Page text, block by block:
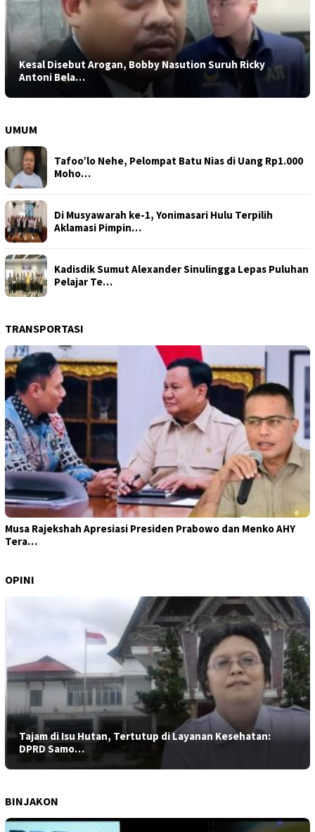
Kesal Disebut Arogan, Bobby Nasution Suruh Ricky
Antoni Bela…
UMUM
Tafoo’lo Nehe, Pelompat Batu Nias di Uang Rp1.000
Moho…
Di Musyawarah ke-1, Yonimasari Hulu Terpilih
Aklamasi Pimpin…
Kadisdik Sumut Alexander Sinulingga Lepas Puluhan
Pelajar Te…
TRANSPORTASI
Musa Rajekshah Apresiasi Presiden Prabowo dan Menko AHY
Tera…
OPINI
Tajam di Isu Hutan, Tertutup di Layanan Kesehatan:
DPRD Samo…
BINJAKON